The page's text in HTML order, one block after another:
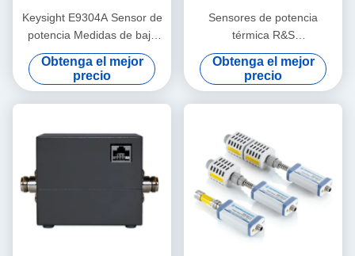
Keysight E9304A Sensor de
potencia Medidas de baja
frecuencia Potencia
promedio en el rango de
frecuencia 9 KHz a 6 GHz
Obtenga el mejor
precio
Sensores de potencia
térmica R&S
NRPxxT/TN/TWG/TWGN
para aplicaciones de RF y
microondas
Obtenga el mejor
precio